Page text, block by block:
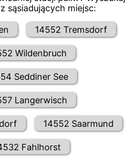
sąsiadujących miejsc:
14552 Tremsdorf
Wildenbruch
Seddiner See
Langerwisch
14552 Saarmund
Fahlhorst